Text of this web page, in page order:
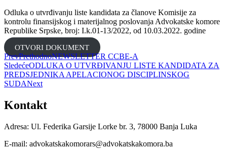
Odluka o utvrđivanju liste kandidata za članove Komisije za
kontrolu finansijskog i materijalnog poslovanja Advokatske komore
Republike Srpske, broj: I.k.01-13/2022, od 10.03.2022. godine
OTVORI DOKUMENT
PrevPrethodnoNEWSLETTER CCBЕ-А
SledećeODLUKA O UTVRĐIVANJU LISTE KANDIDATA ZA
PREDSJEDNIKA APELACIONOG DISCIPLINSKOG
SUDANext
Kontakt
Adresa: Ul. Federika Garsije Lorke br. 3, 78000 Banja Luka
E-mail: advokatskakomorars@advokatskakomora.ba